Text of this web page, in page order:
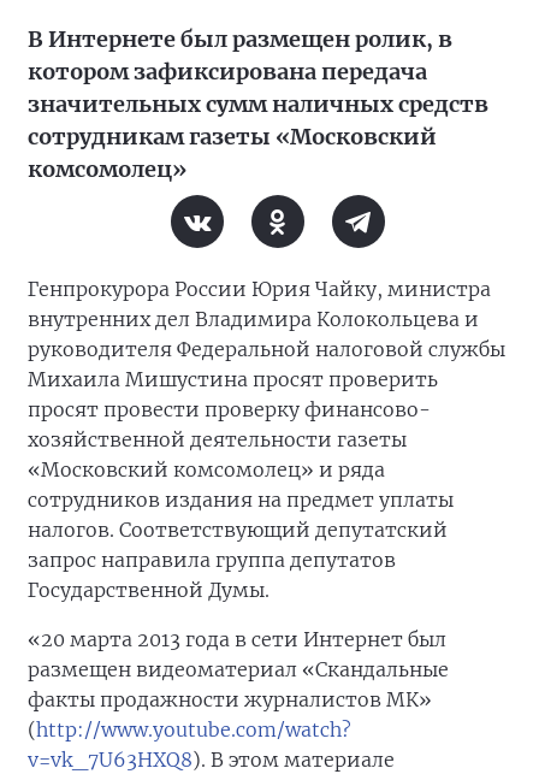
В Интернете был размещен ролик, в
котором зафиксирована передача
значительных сумм наличных средств
сотрудникам газеты «Московский
комсомолец»
Генпрокурора России Юрия Чайку, министра
внутренних дел Владимира Колокольцева и
руководителя Федеральной налоговой службы
Михаила Мишустина просят проверить
просят провести проверку финансово-
хозяйственной деятельности газеты
«Московский комсомолец» и ряда
сотрудников издания на предмет уплаты
налогов. Соответствующий депутатский
запрос направила группа депутатов
Государственной Думы.
«20 марта 2013 года в сети Интернет был
размещен видеоматериал «Скандальные
факты продажности журналистов МК»
(http://www.youtube.com/watch?
v=vk_7U63HXQ8). В этом материале